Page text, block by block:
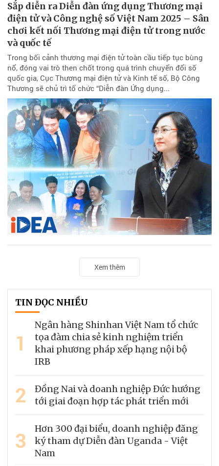
Sắp diễn ra Diễn đàn ứng dụng Thương mại
điện tử và Công nghệ số Việt Nam 2025 – Sân
chơi kết nối Thương mại điện tử trong nước
và quốc tế
Trong bối cảnh thương mại điện tử toàn cầu tiếp tục bùng
nổ, đóng vai trò then chốt trong quá trình chuyển đổi số
quốc gia, Cục Thương mại điện tử và Kinh tế số, Bộ Công
Thương sẽ chủ trì tổ chức “Diễn đàn Ứng dụng...
Xem thêm
TIN ĐỌC NHIỀU
1
Ngân hàng Shinhan Việt Nam tổ chức
tọa đàm chia sẻ kinh nghiệm triển
khai phương pháp xếp hạng nội bộ
IRB
2
Đồng Nai và doanh nghiệp Đức hướng
tới giai đoạn hợp tác phát triển mới
3
Hơn 300 đại biểu, doanh nghiệp đăng
ký tham dự Diễn đàn Uganda - Việt
Nam